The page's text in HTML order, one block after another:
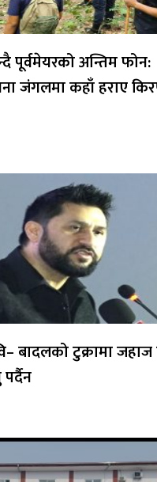
पूर्वमेयरको अन्तिम फोन:
जंगलमा कहाँ हराए
बादलको टुक्रामा